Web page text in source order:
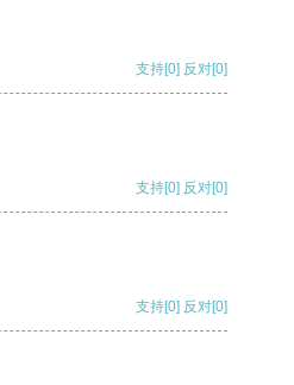
支持[0] 反对[0]
支持[0] 反对[0]
支持[0] 反对[0]